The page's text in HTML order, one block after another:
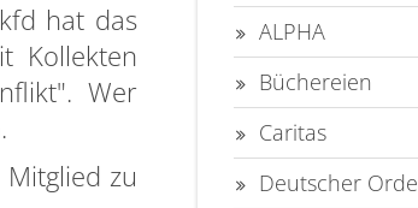
hat das
Kollekten
Wer
zu
ALPHA
Büchereien
Caritas
Deutscher